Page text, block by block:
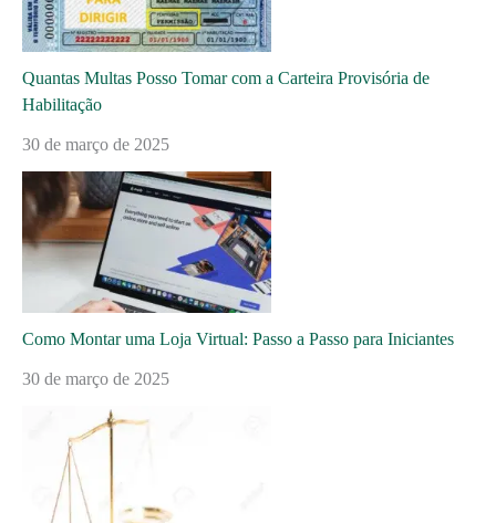
Quantas Multas Posso Tomar com a Carteira Provisória de
Habilitação
30 de março de 2025
Como Montar uma Loja Virtual: Passo a Passo para Iniciantes
30 de março de 2025